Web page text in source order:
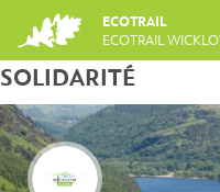
navigation
ECOTRAIL
ECOTRAIL
Back
top
SOLIDARITÉ